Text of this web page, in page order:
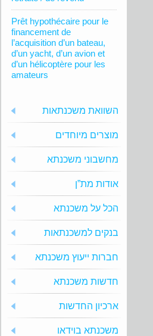
Prêt hypothécaire pour le
financement de
l’acquisition d’un bateau,
d’un yacht, d’un avion et
d’un hélicoptère pour les
amateurs
השוואת משכנתאות
מוצרים מיוחדים
מחשבוני משכנתא
אודות מת”ן
הכל על משכנתא
בנקים למשכנתאות
חברות ייעוץ משכנתא
חדשות משכנתא
ארכיון החדשות
משכנתא בוידאו